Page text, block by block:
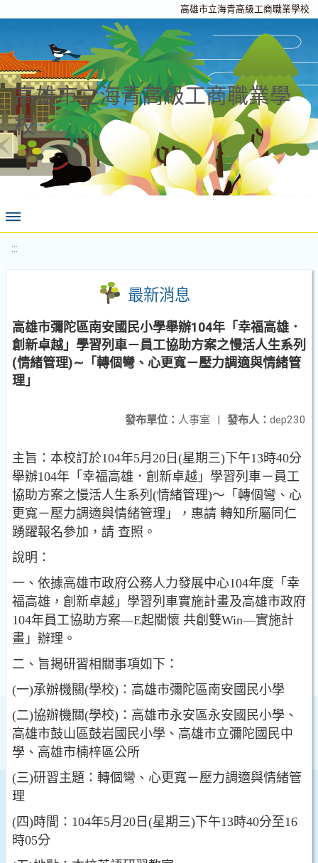
高雄市立海青高級工商職業學校
高雄市立海青高級工商職業學
校
:::
最新消息
高雄市彌陀區南安國民小學舉辦104年「幸福高雄．
創新卓越」學習列車－員工協助方案之慢活人生系列
(情緒管理)∼「轉個彎、心更寬－壓力調適與情緒管
理」
發布人： dep230
發布單位： 人事室 |
主旨：本校訂於104年5月20日(星期三)下午13時40分
舉辦104年「幸福高雄．創新卓越」學習列車－員工
協助方案之慢活人生系列(情緒管理)～「轉個彎、心
更寬－壓力調適與情緒管理」，惠請 轉知所屬同仁
踴躍報名參加，請 查照。
說明：
一、依據高雄市政府公務人力發展中心104年度「幸
福高雄，創新卓越」學習列車實施計畫及高雄市政府
104年員工協助方案—E起關懷 共創雙Win—實施計
畫」辦理。
二、旨揭研習相關事項如下：
(一)承辦機關(學校)：高雄市彌陀區南安國民小學
(二)協辦機關(學校)：高雄市永安區永安國民小學、
高雄市鼓山區鼓岩國民小學、高雄市立彌陀國民中
學、高雄市楠梓區公所
(三)研習主題：轉個彎、心更寬－壓力調適與情緒管
理
(四)時間：104年5月20日(星期三)下午13時40分至16
時05分